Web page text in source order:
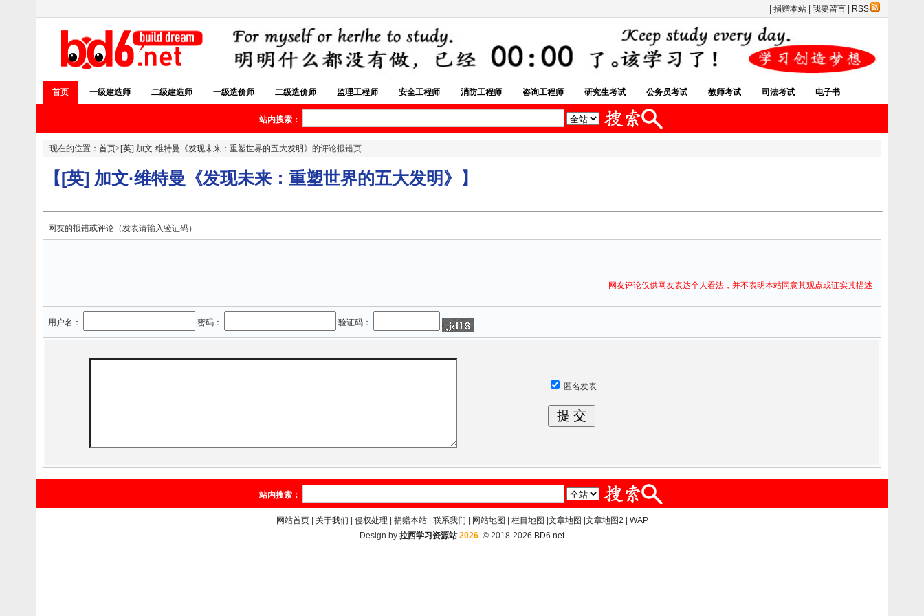
捐赠本站 我要留言 RSS
首页 一级建造师 二级建造师 一级造价师 二级造价师 监理工程师 安全工程师 消防工程师 咨询工程师 研究生考试 公务员考试 教师考试 司法考试 电子书
站内搜索：
现在的位置： 首页>[英] 加文·维特曼《发现未来：重塑世界的五大发明》 的评论报错页
【[英] 加文·维特曼《发现未来：重塑世界的五大发明》】
网友的报错或评论（发表请输入验证码）
网友评论仅供网友表达个人看法，并不表明本站同意其观点或证实其描述
用户名： 密码： 验证码：
匿名发表
站内搜索：
网站首页| 关于我们 侵权处理 捐赠本站| 联系我们 网站地图 栏目地图 文章地图 文章地图2
WAP
Design by 拉西学习资源站 2026 © 2018-2026 BD6.net